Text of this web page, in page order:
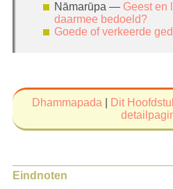
Nāmarūpa — Geest en
daarmee bedoeld?
Goede of verkeerde
Dhammapada Dit
Eindnoten